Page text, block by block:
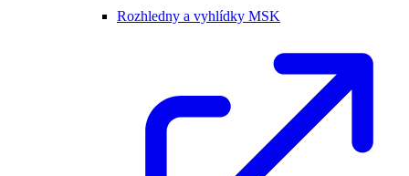
Rozhledny a vyhlídky MSK